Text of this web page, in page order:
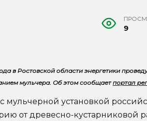
9
в Ростовской области энергетики
мульчера. Об этом сообщаетпортал
мульчерной установкой
от древесно-кустарниковой